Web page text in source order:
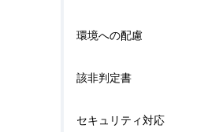
環境への配慮
該非判定書
セキュリティ対応